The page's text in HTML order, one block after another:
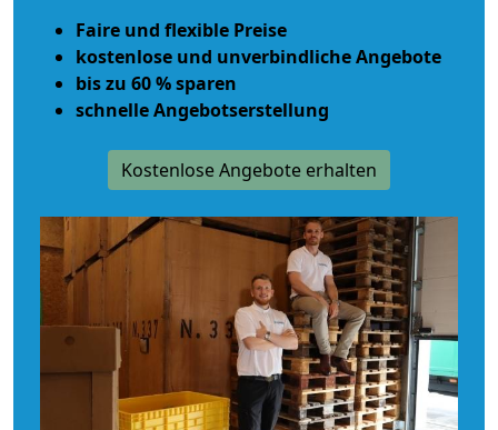
Faire und flexible Preise
kostenlose und unverbindliche Angebote
bis zu 60 % sparen
schnelle Angebotserstellung
Kostenlose Angebote erhalten